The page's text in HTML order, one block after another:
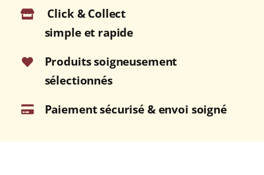
Click & Collect
simple et rapide
Produits soigneusement
sélectionnés
Paiement sécurisé & envoi soigné